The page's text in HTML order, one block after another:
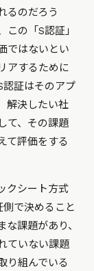
るのだろう
の「S認証」
ではないとい
アするために
認証はそのアプ
解決したい社
て、その課題
て評価をする
クシート方式
で決めること
課題があり、
ていない課題
り組んでいる